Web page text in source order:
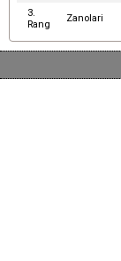
3.
Rang
Zanolari